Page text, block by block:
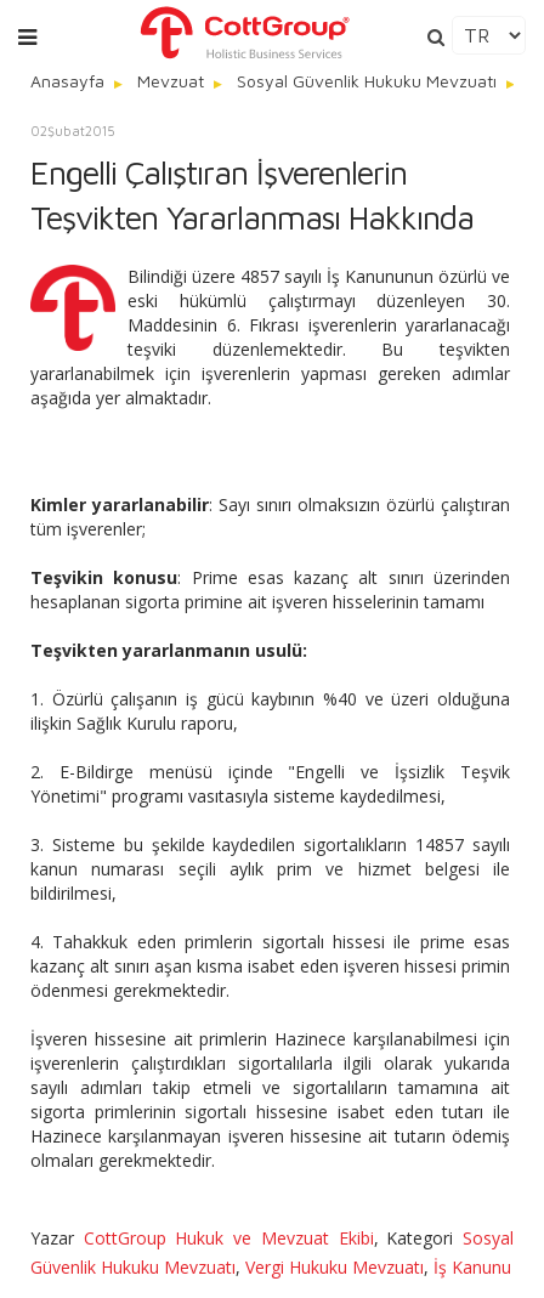
Anasayfa Mevzuat Sosyal Güvenlik Hukuku Mevzuatı
02Şubat2015
Engelli Çalıştıran İşverenlerin
Teşvikten Yararlanması Hakkında
Bilindiği üzere 4857 sayılı İş Kanununun özürlü ve
eski hükümlü çalıştırmayı düzenleyen 30.
Maddesinin 6. Fıkrası işverenlerin yararlanacağı
teşviki düzenlemektedir. Bu teşvikten
yararlanabilmek için işverenlerin yapması gereken adımlar
aşağıda yer almaktadır.
Kimler yararlanabilir: Sayı sınırı olmaksızın özürlü çalıştıran
tüm işverenler;
Teşvikin konusu: Prime esas kazanç alt sınırı üzerinden
hesaplanan sigorta primine ait işveren hisselerinin tamamı
Teşvikten yararlanmanın usulü:
1. Özürlü çalışanın iş gücü kaybının %40 ve üzeri olduğuna
ilişkin Sağlık Kurulu raporu,
2. E-Bildirge menüsü içinde "Engelli ve İşsizlik Teşvik
Yönetimi" programı vasıtasıyla sisteme kaydedilmesi,
3. Sisteme bu şekilde kaydedilen sigortalıkların 14857 sayılı
kanun numarası seçili aylık prim ve hizmet belgesi ile
bildirilmesi,
4. Tahakkuk eden primlerin sigortalı hissesi ile prime esas
kazanç alt sınırı aşan kısma isabet eden işveren hissesi primin
ödenmesi gerekmektedir.
İşveren hissesine ait primlerin Hazinece karşılanabilmesi için
işverenlerin çalıştırdıkları sigortalılarla ilgili olarak yukarıda
sayılı adımları takip etmeli ve sigortalıların tamamına ait
sigorta primlerinin sigortalı hissesine isabet eden tutarı ile
Hazinece karşılanmayan işveren hissesine ait tutarın ödemiş
olmaları gerekmektedir.
Yazar CottGroup Hukuk ve Mevzuat Ekibi, KategoriSosyal
Güvenlik Hukuku Mevzuatı, Vergi Hukuku Mevzuatı, İş Kanunu